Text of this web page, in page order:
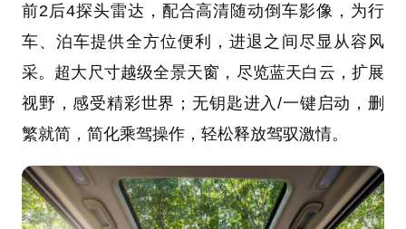
前2后4探头雷达，配合高清随动倒车影像，为行
车、泊车提供全方位便利，进退之间尽显从容风
采。超大尺寸越级全景天窗，尽览蓝天白云，扩展
视野，感受精彩世界；无钥匙进入/一键启动，删
繁就简，简化乘驾操作，轻松释放驾驭激情。